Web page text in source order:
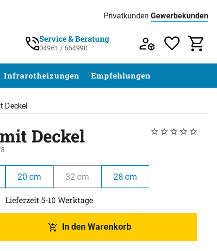
Privatkunden Preisliste:
Gewerbekunden
Service & Beratung unter 04961 / 77
Service & Beratung
04961 / 664990
Infrarotheizungen Empfehlungen
Deckel
Deckel Noch keine
0 Bewertungen
20 cm 32 cm 28 cm
Lieferzeit 5-10 Werktage
In den Warenkorb